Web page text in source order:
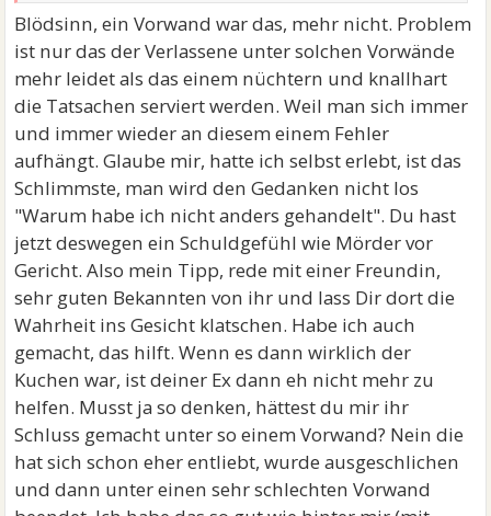
sie Schluss gemacht.
Blödsinn, ein Vorwand war das, mehr nicht. Problem
ist nur das der Verlassene unter solchen Vorwände
mehr leidet als das einem nüchtern und knallhart
die Tatsachen serviert werden. Weil man sich immer
und immer wieder an diesem einem Fehler
aufhängt. Glaube mir, hatte ich selbst erlebt, ist das
Schlimmste, man wird den Gedanken nicht los
"Warum habe ich nicht anders gehandelt". Du hast
jetzt deswegen ein Schuldgefühl wie Mörder vor
Gericht. Also mein Tipp, rede mit einer Freundin,
sehr guten Bekannten von ihr und lass Dir dort die
Wahrheit ins Gesicht klatschen. Habe ich auch
gemacht, das hilft. Wenn es dann wirklich der
Kuchen war, ist deiner Ex dann eh nicht mehr zu
helfen. Musst ja so denken, hättest du mir ihr
Schluss gemacht unter so einem Vorwand? Nein die
hat sich schon eher entliebt, wurde ausgeschlichen
und dann unter einen sehr schlechten Vorwand